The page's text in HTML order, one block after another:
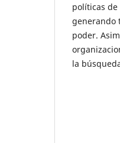
políticas
generando
poder.
la